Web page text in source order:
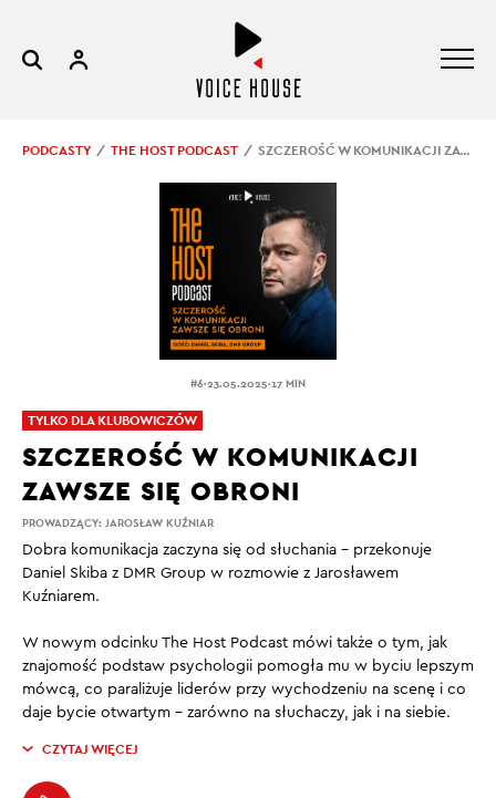
PODCASTY THE HOST PODCAST SZCZEROŚĆ W KOMUNIKACJI ZAWSZE SIĘ OBRONI
#6.23.05.2025.17 MIN
PROWADZĄCY: JAROSŁAW KUŹNIAR
SZCZEROŚĆ W KOMUNIKACJI
ZAWSZE SIĘ OBRONI
Dobra komunikacja zaczyna się od słuchania – przekonuje
Daniel Skiba z DMR Group w rozmowie z Jarosławem
Kuźniarem.
W nowym odcinku The Host Podcast mówi także o tym, jak
znajomość podstaw psychologii pomogła mu w byciu lepszym
mówcą, co paraliżuje liderów przy wychodzeniu na scenę i co
daje bycie otwartym – zarówno na słuchaczy, jak i na siebie.
CZYTAJ WIĘCEJ
TYLKO DLA KLUBOWICZÓW